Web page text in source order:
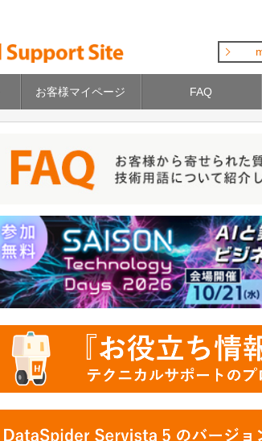
お客様マイページ FAQ